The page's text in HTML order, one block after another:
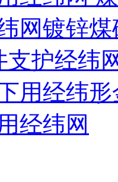
网镀锌
支护经纬
用经纬
经纬网